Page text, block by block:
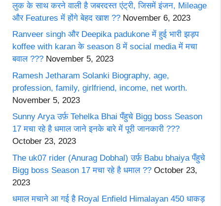
लुक के साथ करने वाली है जबरदस्त एंट्री, जिसमें इंजन, Mileage
और Features में होंगे बेहद खाश ?? November 6, 2023
Ranveer singh और Deepika padukone में हुई भारी झड़प
koffee with karan के season 8 में social media में मचा
बवाल ??? November 5, 2023
Ramesh Jetharam Solanki Biography, age,
profession, family, girlfriend, income, net worth.
November 5, 2023
Sunny Arya उर्फ़ Tehelka Bhai पँहुचे Bigg boss Season
17 मचा रहे है धमाल जाने इनके बारे में पूरी जानकारी ???
October 23, 2023
The uk07 rider (Anurag Dobhal) उर्फ़ Babu bhaiya पँहुचे
Bigg boss Season 17 मचा रहे है धमाल ?? October 23,
2023
धमाल मचाने आ गई है Royal Enfield Himalayan 450 धाकड़